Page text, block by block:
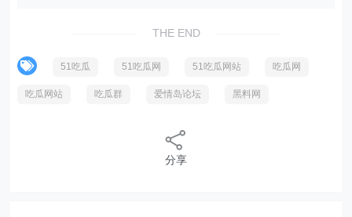
THE END
51吃瓜 51吃瓜网 51吃瓜网站 吃瓜网
吃瓜网站 吃瓜群 爱情岛论坛 黑料网
分享